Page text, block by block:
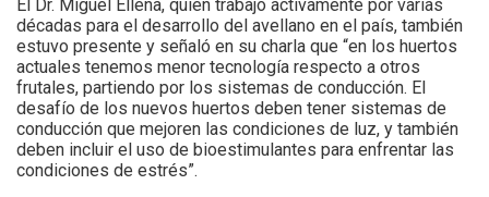
El Dr. Miguel Ellena, quien trabajó activamente por varias
décadas para el desarrollo del avellano en el país, también
estuvo presente y señaló en su charla que “en los huertos
actuales tenemos menor tecnología respecto a otros
frutales, partiendo por los sistemas de conducción. El
desafío de los nuevos huertos deben tener sistemas de
conducción que mejoren las condiciones de luz, y también
deben incluir el uso de bioestimulantes para enfrentar las
condiciones de estrés”.